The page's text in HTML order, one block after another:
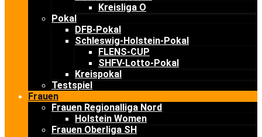
Kreisliga O
Pokal
DFB-Pokal
Schleswig-Holstein-Pokal
FLENS-CUP
SHFV-Lotto-Pokal
Kreispokal
Testspiel
Frauen
Frauen Regionalliga Nord
Holstein Women
Frauen Oberliga SH